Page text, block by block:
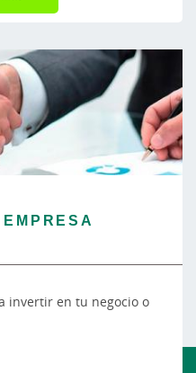
invertir en tu negocio o